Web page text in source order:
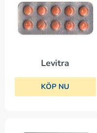
Levitra
KÖP NU